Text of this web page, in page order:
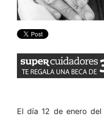
El día 12 de enero